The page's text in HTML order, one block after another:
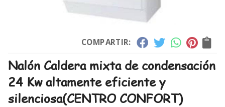
COMPARTIR:
Nalón Caldera mixta de condensación
24 Kw altamente eficiente y
silenciosa(CENTRO CONFORT)